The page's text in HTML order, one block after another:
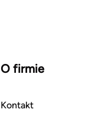
O firmie
Kontakt